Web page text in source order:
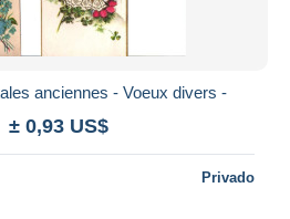
anciennes - Voeux divers -
± 0,93 US$
Privado